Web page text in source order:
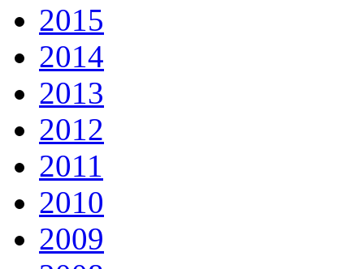
2015
2014
2013
2012
2011
2010
2009